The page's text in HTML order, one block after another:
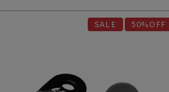
SALE 50%OFF